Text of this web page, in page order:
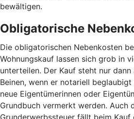
bewältigen.
Obligatorische
Die obligatorischen Nebenkosten
Wohnungskauf lassen sich grob in
unterteilen. Der Kauf steht nur
Beinen, wenn er notariell
neue Eigentümerinnen oder
Grundbuch vermerkt werden. Auch
Grunderwerbssteuer fällt beim Kauf